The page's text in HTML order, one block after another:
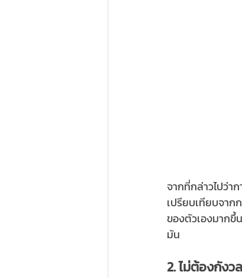
จากที่กล่าวไปว่า
เปรียบเทียบจาก
ของตัวเองมาก
มัน
2. ไม่ต้องกัง